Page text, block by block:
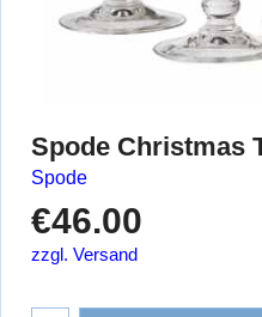
Spode Christmas
Spode
€46.00
zzgl. Versand